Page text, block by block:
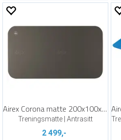
Airex Corona matte 200x100x1,5 cm
Treningsmatte | Antrasitt
2 499,-